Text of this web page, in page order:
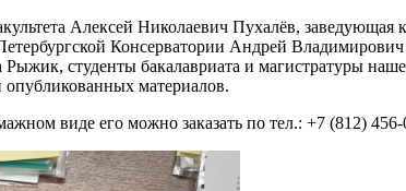
Алексей Николаевич Пухалёв,
Консерватории Андрей
студенты бакалавриата и магистратуры
материалов.
виде его можно заказать по тел.: +7 (812)